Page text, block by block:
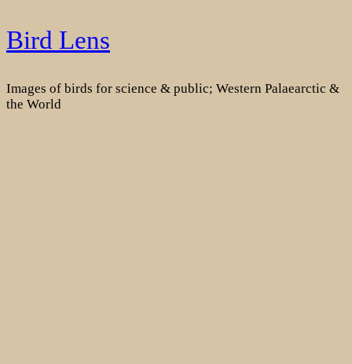
Skip
to
Bird Lens
Images of birds for science & public; Western Palaearctic &
the World